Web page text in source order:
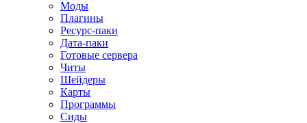
Моды
Плагины
Ресурс-паки
Дата-паки
Готовые сервера
Читы
Шейдеры
Карты
Программы
Сиды